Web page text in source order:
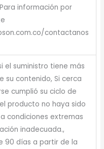
información por
contactanos
el suministro tiene más
su contenido, Si cerca
cumplió su ciclo de
producto no haya sido
condiciones extremas
inadecuada.,
90 días a partir de la